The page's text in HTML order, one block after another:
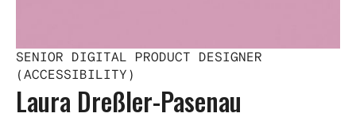
SENIOR DIGITAL PRODUCT DESIGNER
(ACCESSIBILITY)
Laura Dreßler-Pasenau